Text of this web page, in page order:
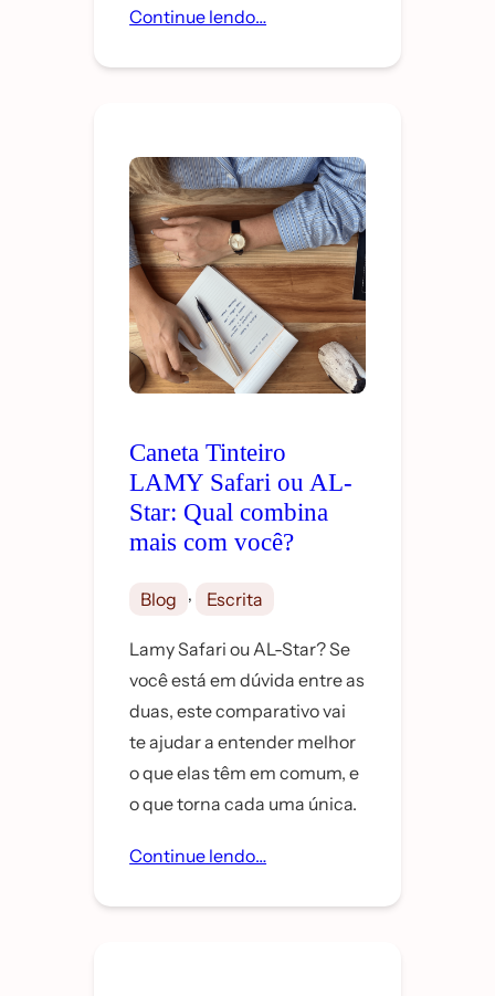
Continue lendo…
Caneta Tinteiro
LAMY Safari ou AL-
Star: Qual combina
mais com você?
Blog , Escrita
Lamy Safari ou AL-Star? Se
você está em dúvida entre as
duas, este comparativo vai
te ajudar a entender melhor
o que elas têm em comum, e
o que torna cada uma única.
Continue lendo…